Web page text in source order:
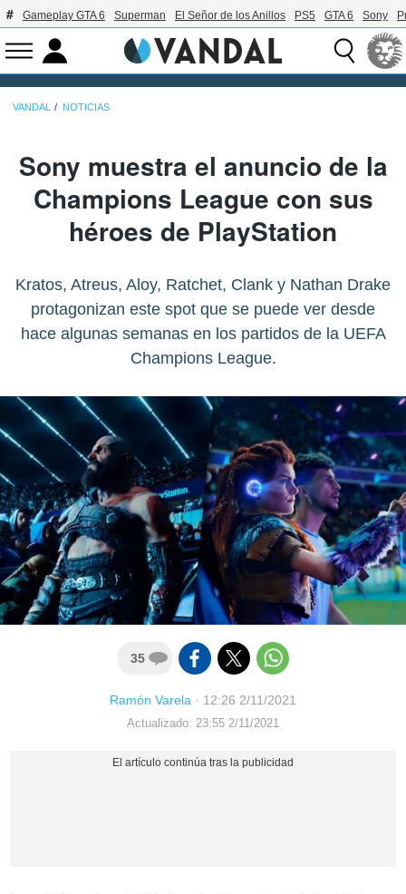
Gameplay GTA 6 Superman El Señor de los Anillos PS5 GTA 6 Sony
VANDAL NOTICIAS
Sony muestra el anuncio de la
Champions League con sus
héroes de PlayStation
Kratos, Atreus, Aloy, Ratchet, Clank y Nathan Drake
protagonizan este spot que se puede ver desde
hace algunas semanas en los partidos de la UEFA
Champions League.
35
Ramón Varela · 12:26 2/11/2021
Actualizado: 23:55 2/11/2021